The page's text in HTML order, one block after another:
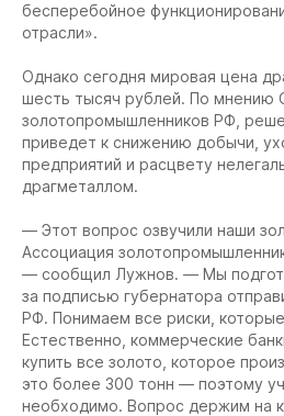
бесперебойное
отрасли».
Однако сегодня мировая цена
шесть тысяч рублей. По мнению
золотопромышленников РФ,
приведет к снижению добычи,
предприятий и расцвету
драгметаллом.
— Этот вопрос озвучили наши
Ассоциация
— сообщил Лужнов. — Мы
за подписью губернатора
РФ. Понимаем все риски,
Естественно, коммерческие
купить все золото, которое
это более 300 тонн — поэтому
необходимо. Вопрос держим на